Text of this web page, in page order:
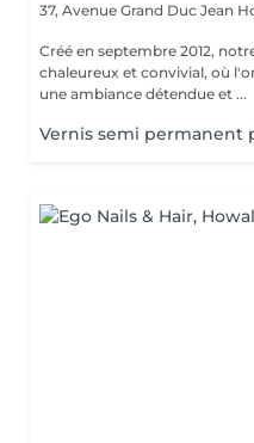
37, Avenue Grand Duc Jean
Créé en septembre 2012,
chaleureux et convivial, où
une ambiance détendue et ...
Vernis semi permanent